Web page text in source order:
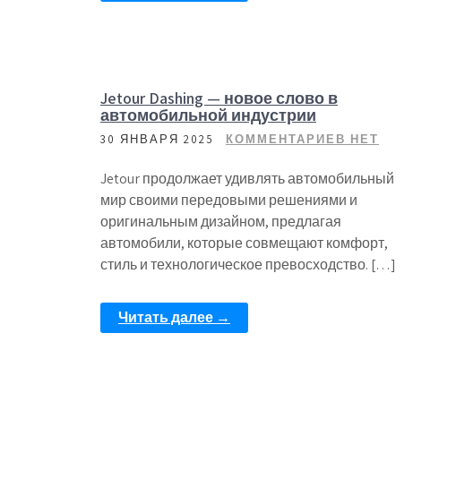
Jetour Dashing — новое слово в
автомобильной индустрии
30 ЯНВАРЯ 2025 КОММЕНТАРИЕВ НЕТ
Jetour продолжает удивлять автомобильный
мир своими передовыми решениями и
оригинальным дизайном, предлагая
автомобили, которые совмещают комфорт,
стиль и технологическое превосходство. […]
Читать далее →